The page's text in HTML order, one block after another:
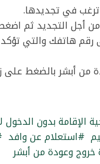
في تجديدها.
أجل التجديد ثم
هاتفك والتي
من أبشر بالضغط على
الإقامة بدون الدخول
استعلام عن وافد
خروج وعودة من أبشر